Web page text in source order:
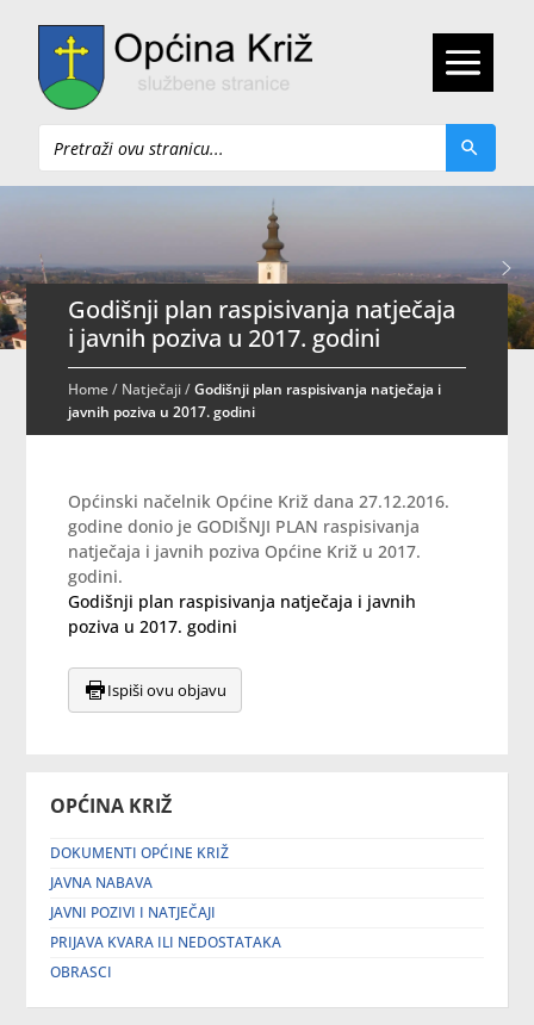
Pretraži
OPĆINA KRIŽ
DOKUMENTI OPĆINE KRIŽ
JAVNA NABAVA
JAVNI POZIVI I NATJEČAJI
PRIJAVA KVARA ILI NEDOSTATAKA
OBRASCI
Godišnji plan raspisivanja natječaja
i javnih poziva u 2017. godini
Home/ Natječaji/Godišnji plan raspisivanja natječaja i
javnih poziva u 2017. godini
Općinski načelnik Općine Križ dana 27.12.2016.
godine donio je GODIŠNJI PLAN raspisivanja
natječaja i javnih poziva Općine Križ u 2017.
godini.
Godišnji plan raspisivanja natječaja i javnih
poziva u 2017. godini
Ispiši ovu objavu